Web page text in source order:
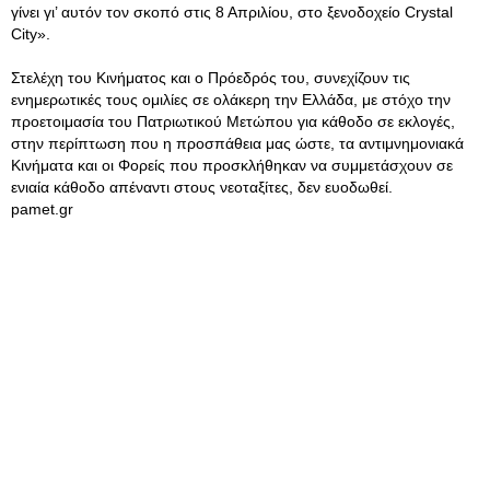
γίνει γι’ αυτόν τον σκοπό στις 8 Απριλίου, στο ξενοδοχείο Crystal
City».
Στελέχη του Κινήματος και ο Πρόεδρός του, συνεχίζουν τις
ενημερωτικές τους ομιλίες σε ολάκερη την Ελλάδα, με στόχο την
προετοιμασία του Πατριωτικού Μετώπου για κάθοδο σε εκλογές,
στην περίπτωση που η προσπάθεια μας ώστε, τα αντιμνημονιακά
Κινήματα και οι Φορείς που προσκλήθηκαν να συμμετάσχουν σε
ενιαία κάθοδο απέναντι στους νεοταξίτες, δεν ευοδωθεί.
pamet.gr